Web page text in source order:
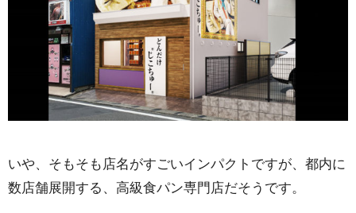
いや、そもそも店名がすごいインパクトですが、都内に
数店舗展開する、高級食パン専門店だそうです。